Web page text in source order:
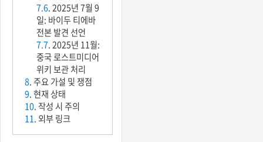
7.6. 2025년 7월 9
일: 바이두 티에바
전본 발견 선언
7.7. 2025년 11월:
중국 로스트미디어
위키 보관 처리
8. 주요 가설 및 쟁점
9. 현재 상태
10. 작성 시 주의
11. 외부 링크